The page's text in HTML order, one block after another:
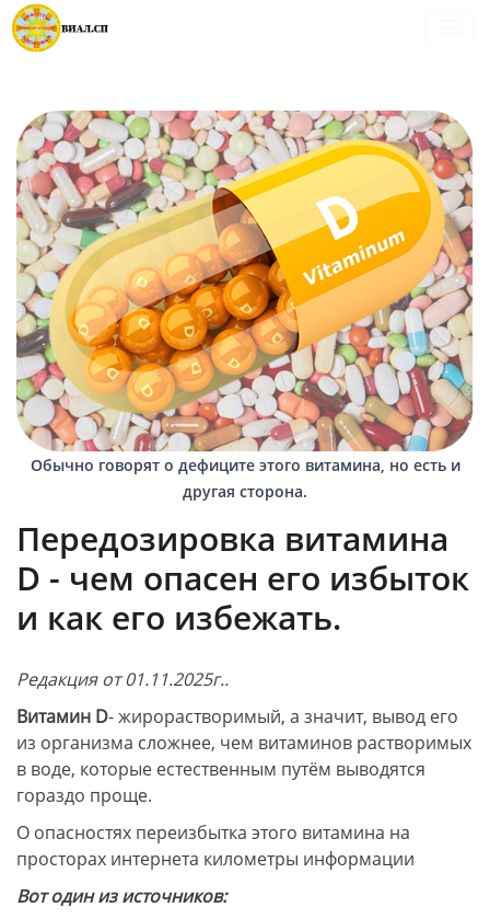
Обычно говорят о дефиците этого витамина, но есть и
другая сторона.
Передозировка витамина
D - чем опасен его избыток
и как его избежать.
Редакция от 01.11.2025г..
Витамин D- жирорастворимый, а значит, вывод его
из организма сложнее, чем витаминов растворимых
в воде, которые естественным путём выводятся
гораздо проще.
О опасностях переизбытка этого витамина на
просторах интернета километры информации
Вот один из источников: